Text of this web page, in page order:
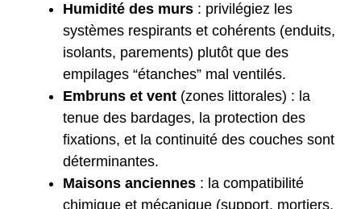
Humidité des murs : privilégiez les
systèmes respirants et cohérents (enduits,
isolants, parements) plutôt que des
empilages “étanches” mal ventilés.
Embruns et vent (zones littorales) : la
tenue des bardages, la protection des
fixations, et la continuité des couches sont
déterminantes.
Maisons anciennes : la compatibilité
chimique et mécanique (support, mortiers,